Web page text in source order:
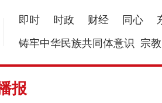
即时 时政 财经 同心
铸牢中华民族共同体意识 宗教
报